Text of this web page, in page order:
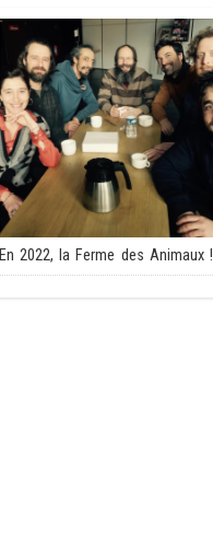
En 2022, la Ferme des Animaux !